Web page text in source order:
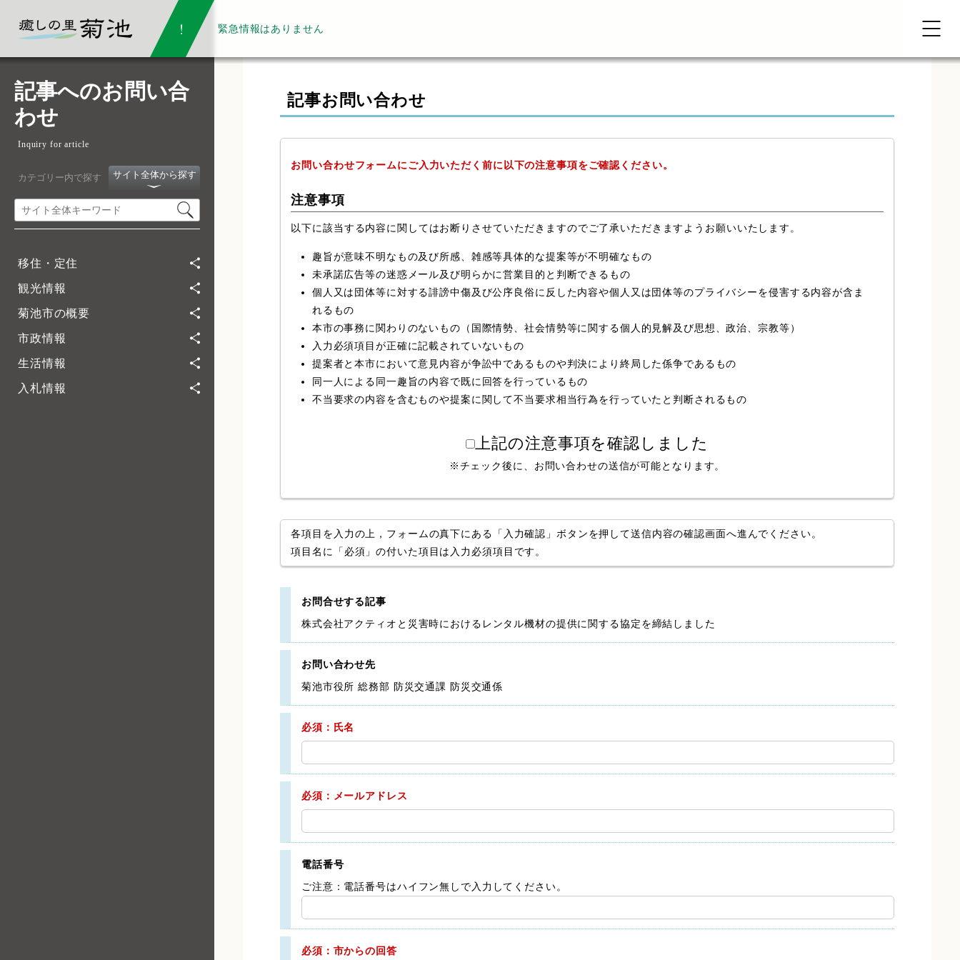
緊急情報はありません
記事へのお問い合
わせ
Inquiry for article
カテゴリー内で探す サイト全体から探す
移住・定住
観光情報
菊池市の概要
市政情報
生活情報
入札情報
記事お問い合わせ
お問い合わせフォームにご入力いただく前に以下の注意事項をご確認ください。
注意事項
以下に該当する内容に関してはお断りさせていただきますのでご了承いただきますようお願いいたします。
趣旨が意味不明なもの及び所感、雑感等具体的な提案等が不明確なもの
未承諾広告等の迷惑メール及び明らかに営業目的と判断できるもの
個人又は団体等に対する誹謗中傷及び公序良俗に反した内容や個人又は団体等のプライバシーを侵害する内容が含ま
れるもの
本市の事務に関わりのないもの（国際情勢、社会情勢等に関する個人的見解及び思想、政治、宗教等）
入力必須項目が正確に記載されていないもの
提案者と本市において意見内容が争訟中であるものや判決により終局した係争であるもの
同一人による同一趣旨の内容で既に回答を行っているもの
不当要求の内容を含むものや提案に関して不当要求相当行為を行っていたと判断されるもの
上記の注意事項を確認しました
※チェック後に、お問い合わせの送信が可能となります。
各項目を入力の上，フォームの真下にある「入力確認」ボタンを押して送信内容の確認画面へ進んでください。
項目名に「必須」の付いた項目は入力必須項目です。
お問合せする記事
株式会社アクティオと災害時におけるレンタル機材の提供に関する協定を締結しました
お問い合わせ先
菊池市役所 総務部 防災交通課 防災交通係
必須：氏名
必須：メールアドレス
電話番号
ご注意：電話番号はハイフン無しで入力してください。
必須：市からの回答